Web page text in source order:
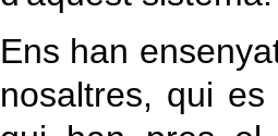
Ens han
nosaltres, qui